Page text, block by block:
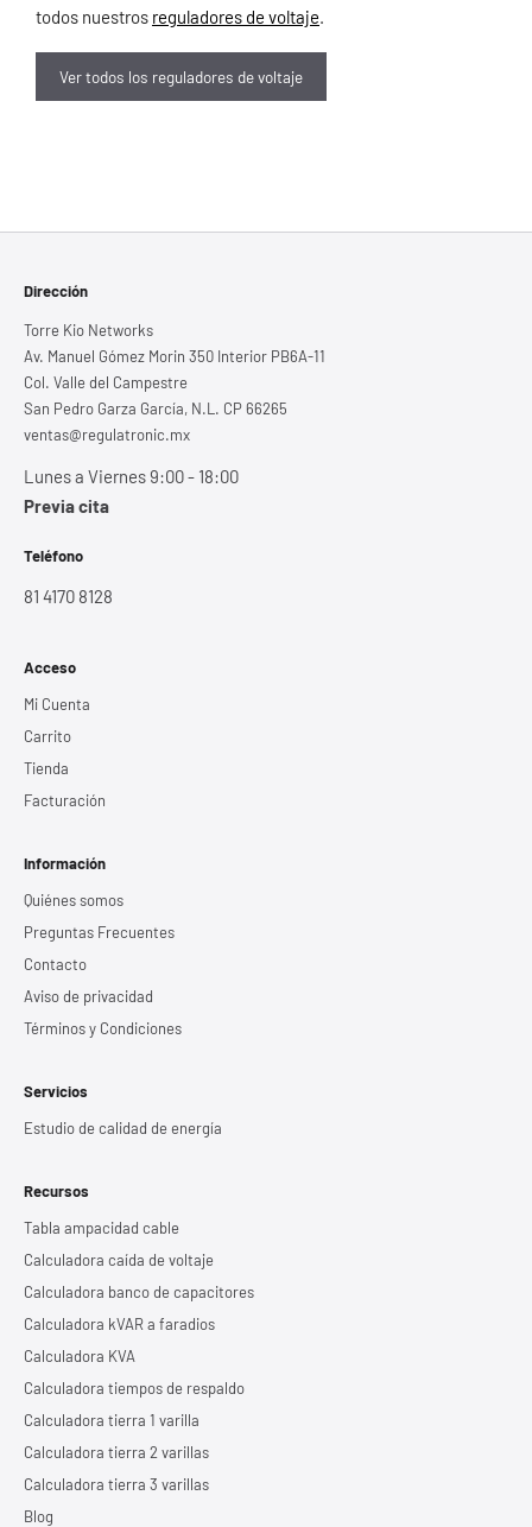
todos nuestros reguladores de voltaje
Ver todos los reguladores de voltaje
Dirección
Torre Kio Networks
Av. Manuel Gómez Morin 350 Interior PB6A-11
Col. Valle del Campestre
San Pedro Garza García, N.L. CP 66265
ventas@regulatronic.mx
Lunes a Viernes 9:00 - 18:00
Previa cita
Teléfono
81 4170 8128
Acceso
Mi Cuenta
Carrito
Tienda
Facturación
Información
Quiénes somos
Preguntas Frecuentes
Contacto
Aviso de privacidad
Términos y Condiciones
Servicios
Estudio de calidad de energía
Recursos
Tabla ampacidad cable
Calculadora caída de voltaje
Calculadora banco de capacitores
Calculadora kVAR a faradios
Calculadora KVA
Calculadora tiempos de respaldo
Calculadora tierra 1 varilla
Calculadora tierra 2 varillas
Calculadora tierra 3 varillas
Blog